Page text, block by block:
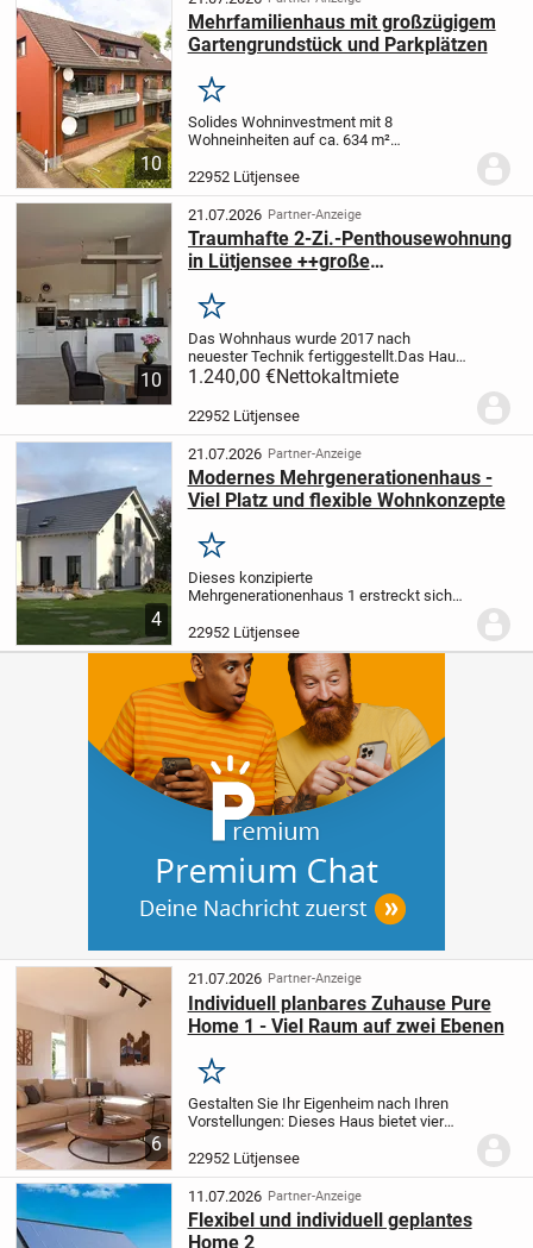
10
Mehrfamilienhaus mit großzügigem
Gartengrundstück und Parkplätzen
Merken
Solides Wohninvestment mit 8
Wohneinheiten auf ca. 634 m²
aus den 1970er Jahren mit Rotklinker
vermietbare Wohnungsgrößen von ca. 64
m² bis 94 m², Durchschnitt...
22952 Lütjensee
10
21.07.2026 Partner-Anzeige
Traumhafte 2-Zi.-Penthousewohnung
in Lütjensee ++große
Merken
Das Wohnhaus wurde 2017 nach
neuester Technik fertiggestellt.Das Haus
verfügt über insgesamt 8 Wohnungen, die
1.240,00 €Nettokaltmiete
22952 Lütjensee
4
21.07.2026 Partner-Anzeige
Modernes Mehrgenerationenhaus -
Viel Platz und flexible Wohnkonzepte
Merken
Dieses konzipierte
Mehrgenerationenhaus 1 erstreckt sich
Zimmer mit einer großzügigen
Wohnfläche von 218,32 m². Es eröffnet
Ihnen und Ihrer Familie vielfältige...
22952 Lütjensee
6
21.07.2026 Partner-Anzeige
Individuell planbares Zuhause Pure
Home 1 - Viel Raum auf zwei Ebenen
Merken
Gestalten Sie Ihr Eigenheim nach Ihren
Vorstellungen: Dieses Haus bietet vier
m², verteilt auf zwei Etagen. Drei
Schlafzimmer, ein modernes Badezimmer
sowie ein...
22952 Lütjensee
11.07.2026 Partner-Anzeige
Flexibel und individuell geplantes
Home 2